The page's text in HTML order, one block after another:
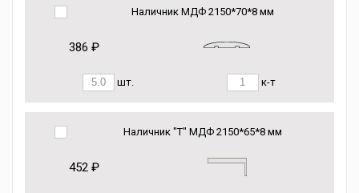
Наличник МДФ 2150*70*8 мм
386 ₽
шт. к-т
Наличник "Т" МДФ 2150*65*8 мм
452 ₽